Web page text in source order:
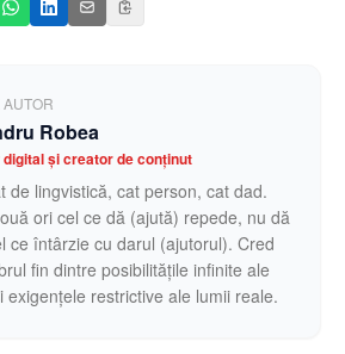
Robea
și creator de conținut
de lingvistică, cat person, cat dad.
ori cel ce dă (ajută) repede, nu dă
ce întârzie cu darul (ajutorul). Cred
fin dintre posibilitățile infinite ale
exigențele restrictive ale lumii reale.